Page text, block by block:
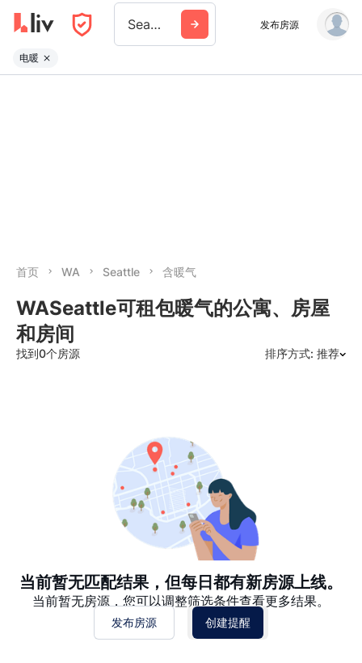
Seattle 发布房源
电暖
首页 WA Seattle 含暖气
WASeattle可租包暖气的公寓、房屋
和房间
找到0个房源 排序方式: 推荐
当前暂无匹配结果，但每日都有新房源上线。
当前暂无房源，您可以调整筛选条件查看更多结果。
发布房源 创建提醒